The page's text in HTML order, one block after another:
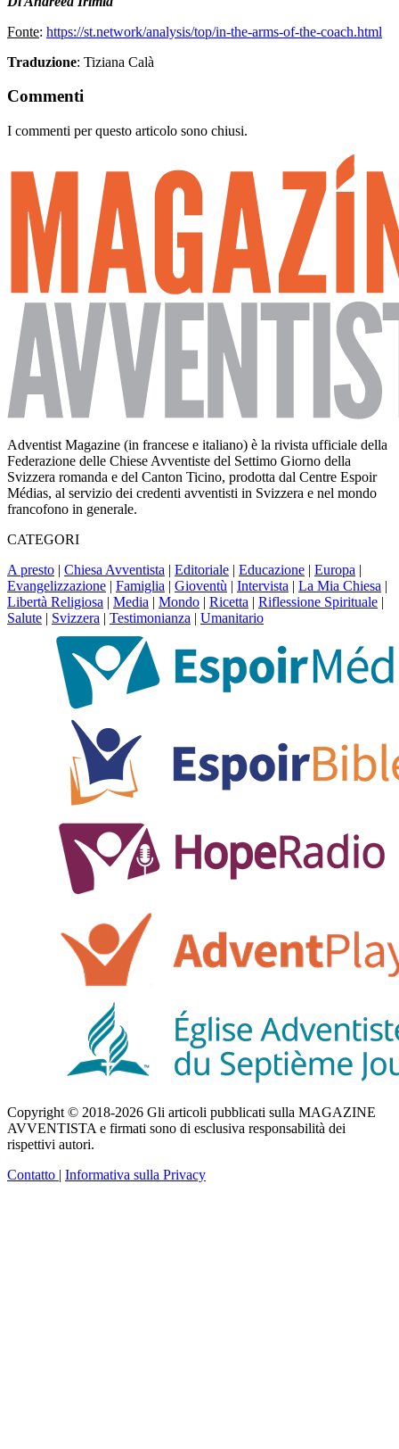
Fonte: https://st.network/analysis/top/in-the-arms-of-the-coach.html
Traduzione: Tiziana Calà
Commenti
I commenti per questo articolo sono chiusi.
Adventist Magazine (in francese e italiano) è la rivista ufficiale della
Federazione delle Chiese Avventiste del Settimo Giorno della
Svizzera romanda e del Canton Ticino, prodotta dal Centre Espoir
Médias, al servizio dei credenti avventisti in Svizzera e nel mondo
francofono in generale.
CATEGORI
A presto | Chiesa Avventista | Editoriale | Educazione | Europa |
Evangelizzazione | Famiglia | Gioventù | Intervista | La Mia Chiesa |
Libertà Religiosa | Media | Mondo | Ricetta | Riflessione Spirituale |
Salute | Svizzera | Testimonianza | Umanitario
Copyright © 2018-2026 Gli articoli pubblicati sulla MAGAZINE
AVVENTISTA e firmati sono di esclusiva responsabilità dei
rispettivi autori.
Contatto | Informativa sulla Privacy